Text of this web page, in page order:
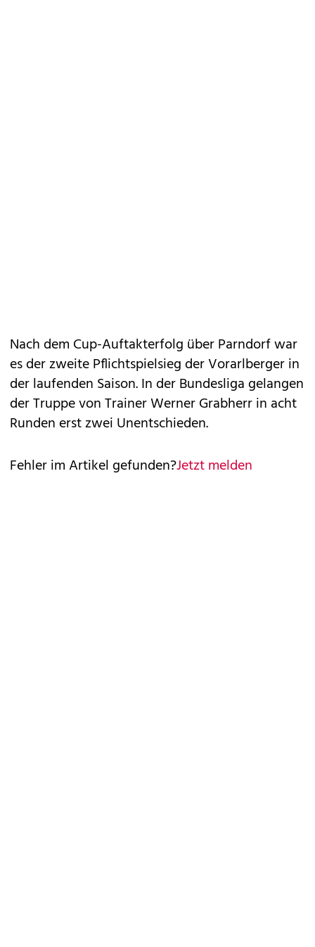
Nach dem Cup-Auftakterfolg über Parndorf war
es der zweite Pflichtspielsieg der Vorarlberger in
der laufenden Saison. In der Bundesliga gelangen
der Truppe von Trainer Werner Grabherr in acht
Runden erst zwei Unentschieden.
Fehler im Artikel gefunden?Jetzt melden